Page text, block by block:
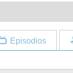
Episodios